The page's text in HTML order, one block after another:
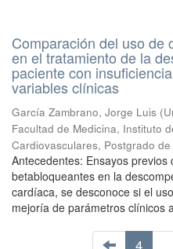
Comparación del uso de
en el tratamiento de la
paciente con
variables clínicas
García Zambrano, Jorge Luis (
Facultad de Medicina, Instituto
Cardiovasculares, Postgrado
Antecedentes: Ensayos
betabloqueantes en la
cardíaca, se desconoce si el
mejoría de parámetros clínicos
4